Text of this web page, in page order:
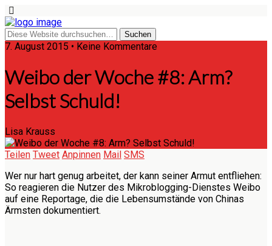
7. August 2015 • Keine Kommentare
Weibo der Woche #8: Arm?
Selbst Schuld!
Lisa Krauss
Teilen Tweet Anpinnen Mail SMS
Wer nur hart genug arbeitet, der kann seiner Armut entfliehen:
So reagieren die Nutzer des Mikroblogging-Dienstes Weibo
auf eine Reportage, die die Lebensumstände von Chinas
Ärmsten dokumentiert.